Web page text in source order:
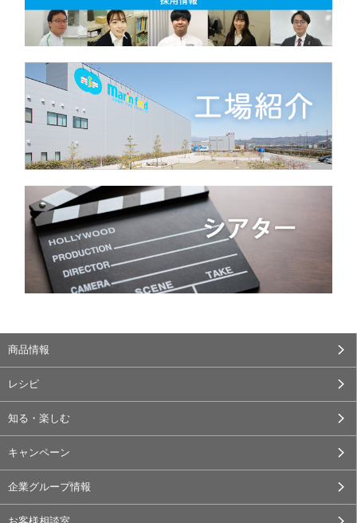
商品情報
レシピ
知る・楽しむ
キャンペーン
企業グループ情報